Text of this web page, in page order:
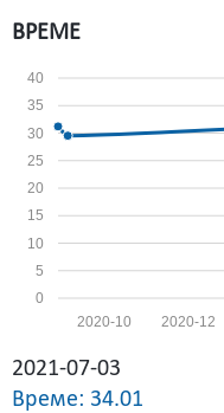
ВРЕМЕ
0
5
10
15
20
25
30
35
40
2020-12
2020-10
2021-07-03
Време: 34.01